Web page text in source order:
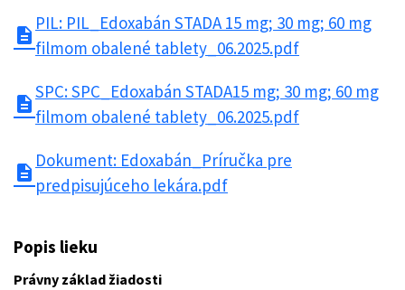
description
PIL: PIL_Edoxabán STADA 15 mg; 30 mg; 60 mg
filmom obalené tablety_06.2025.pdf
description
SPC: SPC_Edoxabán STADA15 mg; 30 mg; 60 mg
filmom obalené tablety_06.2025.pdf
description
Dokument: Edoxabán_Príručka pre
predpisujúceho lekára.pdf
Popis lieku
Právny základ žiadosti